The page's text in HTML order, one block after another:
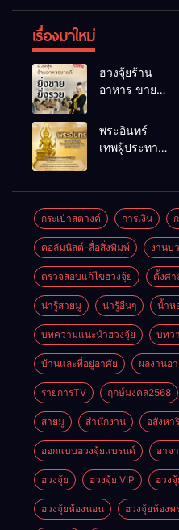
เรื่องมาใหม่
ฮวงจุ้ยร้าน
อาหาร ขายดี
เคล็ดลับปรับ
ดวง ปรับร้าน
ให้ลูกค้าแน่น
พระอินทร์
เทพผู้ประทาน
กระเป๋าสตางค์ การเงิน
คอลัมนิสต์-สื่อสิ่งพิมพ์ งานบ
ตรวจสอบแก้ไขฮวงจุ้ย ตั้งศา
น่ารู้สายมู น่ารู้อื่นๆ น้ำห
บทความแนะนำฮวงจุ้ย บทว
บ้านและที่อยู่อาศัย ผลงานอ
รายการTV ฤกษ์มงคล2568
สายมู สำนักงาน อสังหา
ออกแบบฮวงจุ้ยแบรนด์ อาจ
ฮวงจุ้ย ฮวงจุ้ย VIP ฮวง
ฮวงจุ้ยห้องนอน ฮวงจุ้ยห้องพ